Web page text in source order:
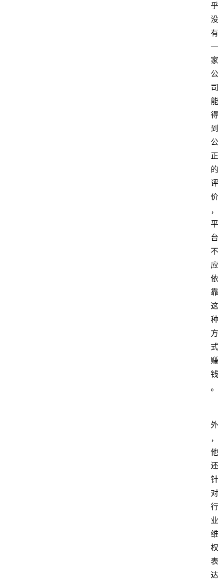
乎
没
有
一
家
公
司
能
得
到
公
正
的
评
价
，
平
台
不
应
依
靠
这
种
方
式
赚
钱
。
外
，
他
还
针
对
行
业
维
权
表
达